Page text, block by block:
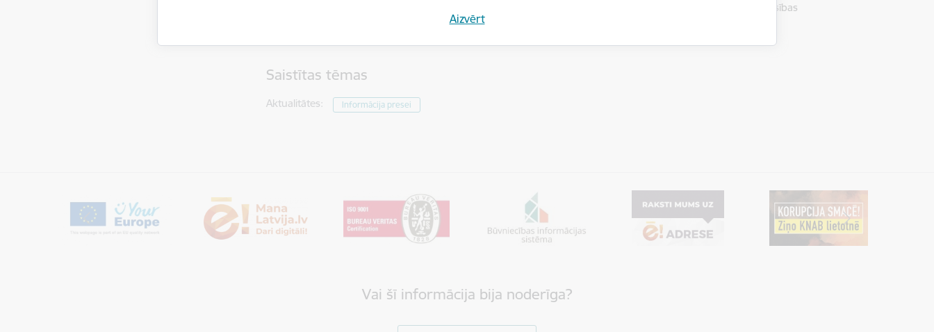
Aizvērt
BVKB turpinās uzraudzīt šo situāciju, lai panāktu, ka bīstamās ēkas lietošana tiek pārtraukta līdz drošības prasības
Saistītas tēmas
Aktualitātes: Informācija presei
Vai šī informācija bija noderīga?